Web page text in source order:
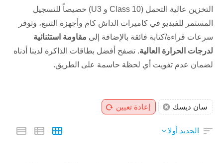
التخزين عالية التحمل (Class 10 و U3) خصيصاً للتسجيل
المستمر للفيديو في كاميرات الداش كام وأجهزة التتبع، وتوفر
سرعات قراءة/كتابة فائقة بالإضافة إلى مقاومة استثنائية
لدرجات الحرارة العالية. تصفح أفضل بطاقات الذاكرة لدينا أدناه
لضمان عدم تفويت أي لحظة حاسمة على الطريق.
سان ديسك إعادة تعيين
الجديد أولا